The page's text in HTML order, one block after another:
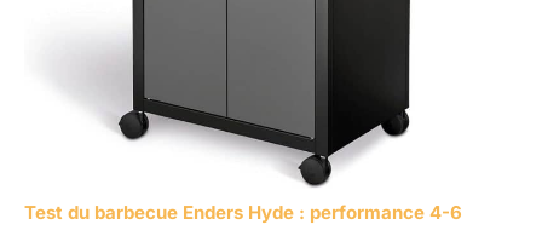
Test du barbecue Enders Hyde : performance 4-6